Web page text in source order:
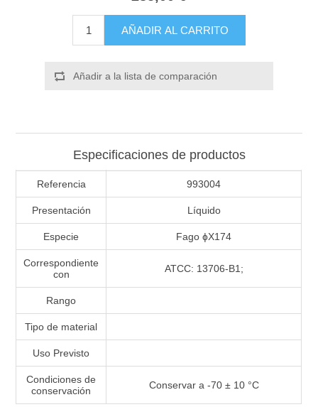
AÑADIR AL CARRITO
Añadir a la lista de comparación
Especificaciones de productos
Referencia 993004
Presentación Líquido
Especie Fago ɸX174
Correspondiente
con
ATCC: 13706-B1;
Rango
Tipo de material
Uso Previsto
Condiciones de
conservación
Conservar a -70 ± 10 °C